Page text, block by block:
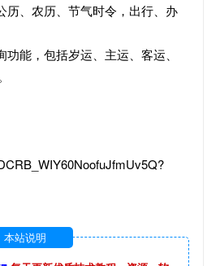
历、农历、节气时令，出行、办
能，包括岁运、主运、客运、
本站说明